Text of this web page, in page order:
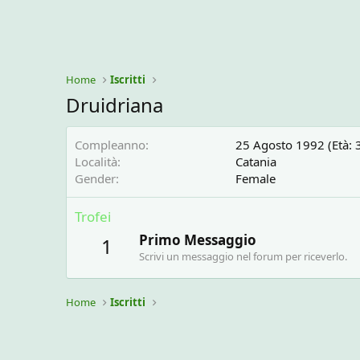
Home Iscritti
Druidriana
Compleanno
25 Agosto 1992 (Età:
Località
Catania
Gender
Female
Trofei
1 Primo Messaggio
Scrivi un messaggio nel forum per riceverlo.
Home Iscritti